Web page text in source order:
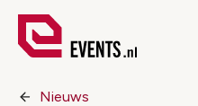
Nieuws